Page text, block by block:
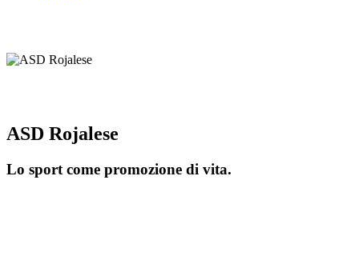
ASD Rojalese
Lo sport come promozione di vita.